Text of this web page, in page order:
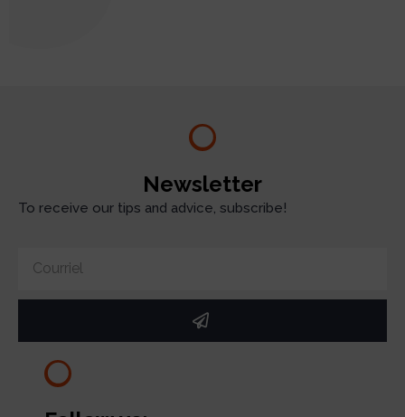
Newsletter
To receive our tips and advice, subscribe!